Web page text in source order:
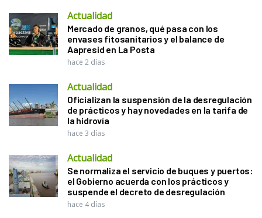
Actualidad
Mercado de granos, qué pasa con los
envases fitosanitarios y el balance de
Aapresid en La Posta
hace 2 días
Actualidad
Oficializan la suspensión de la desregulación
de prácticos y hay novedades en la tarifa de
la hidrovía
hace 3 días
Actualidad
Se normaliza el servicio de buques y puertos:
el Gobierno acuerda con los prácticos y
suspende el decreto de desregulación
hace 4 días